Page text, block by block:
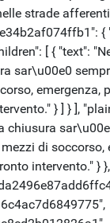
strade
{
[ { "text":
sar\u00e0
emergenza,
} ] } ],
chiusura
di soccorso,
intervento." }